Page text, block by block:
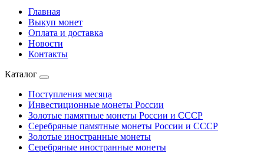
Главная
Выкуп монет
Оплата и доставка
Новости
Контакты
Каталог
Поступления месяца
Инвестиционные монеты России
Золотые памятные монеты России и СССР
Серебряные памятные монеты России и СССР
Золотые иностранные монеты
Серебряные иностранные монеты